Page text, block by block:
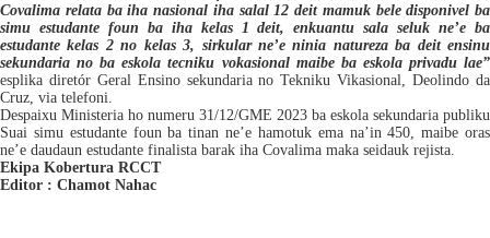
Covalima relata ba iha nasional iha salal 12 deit mamuk bele disponivel ba
simu estudante foun ba iha kelas 1 deit, enkuantu sala seluk ne’e ba
estudante kelas 2 no kelas 3, sirkular ne’e ninia natureza ba deit ensinu
sekundaria no ba eskola tecniku vokasional maibe ba eskola privadu lae”
esplika diretórGeral Ensino sekundaria no Tekniku Vikasional, Deolindo da
Cruz, via telefoni.
Despaixu Ministeria ho numeru 31/12/GME 2023 ba eskola sekundaria publiku
Suai simu estudante foun batinan ne’e hamotuk ema na’in 450,maibe oras
ne’e daudaun estudante finalista barak iha Covalima maka seidauk rejista.
Ekipa Kobertura RCCT
Editor : Chamot Nahac